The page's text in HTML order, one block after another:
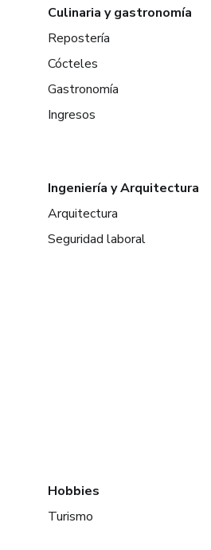
Culinaria y gastronomía
Repostería
Cócteles
Gastronomía
Ingresos
Ingeniería y Arquitectura
Arquitectura
Seguridad laboral
Hobbies
Turismo